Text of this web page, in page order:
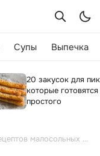
Супы Выпечка
20 закусок для
которые
простого
20 простых и вкусных рецептов малосольных огурцов